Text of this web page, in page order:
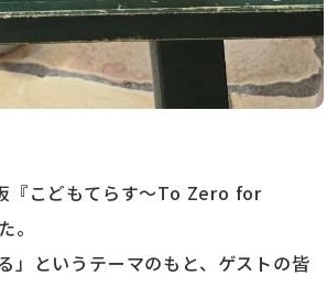
『こどもてらす〜To Zero for
。
」というテーマのもと、ゲストの皆